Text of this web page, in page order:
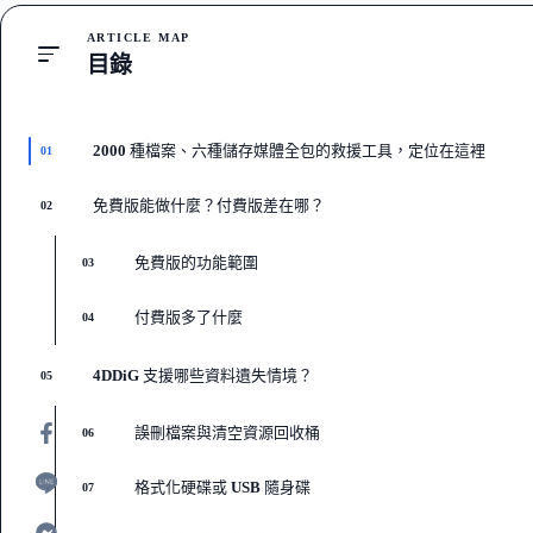
ARTICLE MAP
目錄
01 2000 種檔案、六種儲存媒體全包的救援工具，定位在這裡
02 免費版能做什麼？付費版差在哪？
03 免費版的功能範圍
04 付費版多了什麼
05 4DDiG 支援哪些資料遺失情境？
06 誤刪檔案與清空資源回收桶
07 格式化硬碟或 USB 隨身碟